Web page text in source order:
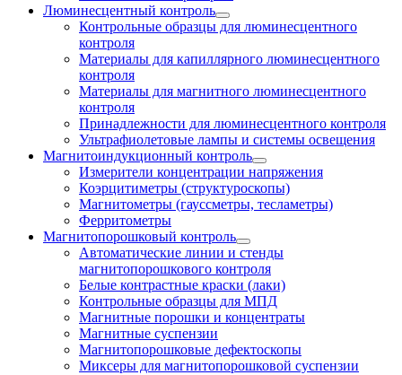
Люминесцентный контроль
Контрольные образцы для люминесцентного
контроля
Материалы для капиллярного люминесцентного
контроля
Материалы для магнитного люминесцентного
контроля
Принадлежности для люминесцентного контроля
Ультрафиолетовые лампы и системы освещения
Магнитоиндукционный контроль
Измерители концентрации напряжения
Коэрцитиметры (структуроскопы)
Магнитометры (гауссметры, тесламетры)
Ферритометры
Магнитопорошковый контроль
Автоматические линии и стенды
магнитопорошкового контроля
Белые контрастные краски (лаки)
Контрольные образцы для МПД
Магнитные порошки и концентраты
Магнитные суспензии
Магнитопорошковые дефектоскопы
Миксеры для магнитопорошковой суспензии